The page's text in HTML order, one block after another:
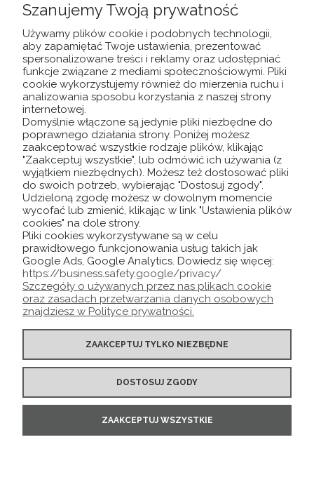
kwiaty wz1
149,00 zł
DO KOSZYKA
kwiaty wz2
149,00 zł
Szanujemy Twoją prywatność
Używamy plików cookie i podobnych technologii,
aby zapamiętać Twoje ustawienia, prezentować
spersonalizowane treści i reklamy oraz udostępniać
funkcje związane z mediami społecznościowymi. Pliki
cookie wykorzystujemy również do mierzenia ruchu i
analizowania sposobu korzystania z naszej strony
internetowej.
Domyślnie włączone są jedynie pliki niezbędne do
poprawnego działania strony. Poniżej możesz
zaakceptować wszystkie rodzaje plików, klikając
"Zaakceptuj wszystkie", lub odmówić ich używania (z
wyjątkiem niezbędnych). Możesz też dostosować pliki
do swoich potrzeb, wybierając "Dostosuj zgody".
Udzieloną zgodę możesz w dowolnym momencie
wycofać lub zmienić, klikając w link "Ustawienia plików
cookies" na dole strony.
Pliki cookies wykorzystywane są w celu
prawidłowego funkcjonowania usług takich jak
Google Ads, Google Analytics. Dowiedz się więcej:
https://business.safety.google/privacy/
Szczegóły o używanych przez nas plikach cookie
oraz zasadach przetwarzania danych osobowych
znajdziesz w Polityce prywatności.
ZAAKCEPTUJ TYLKO NIEZBĘDNE
DOSTOSUJ ZGODY
ZAAKCEPTUJ WSZYSTKIE